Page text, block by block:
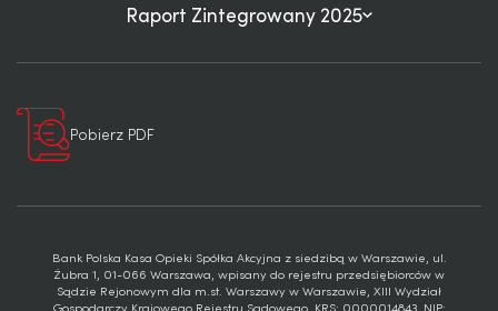
Raport Zintegrowany 2025
Pobierz PDF
Bank Polska Kasa Opieki Spółka Akcyjna z siedzibą w Warszawie, ul.
Żubra 1, 01-066 Warszawa, wpisany do rejestru przedsiębiorców w
Sądzie Rejonowym dla m.st. Warszawy w Warszawie, XIII Wydział
Gospodarczy Krajowego Rejestru Sądowego, KRS: 0000014843, NIP: